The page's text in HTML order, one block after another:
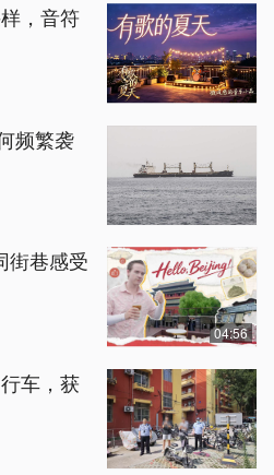
，音符
频繁袭
街巷感受
04:56
车，获